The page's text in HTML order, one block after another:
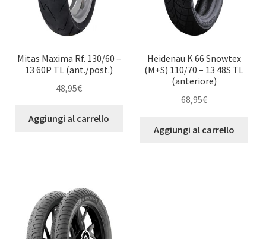
Mitas Maxima Rf. 130/60 –
13 60P TL (ant./post.)
48,95€
Aggiungi al carrello
Heidenau K 66 Snowtex
(M+S) 110/70 – 13 48S TL
(anteriore)
68,95€
Aggiungi al carrello